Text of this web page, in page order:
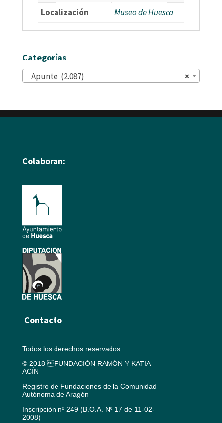
Localización
Museo de Huesca
Categorías
×
Apunte (2.087)
Colaboran:
Contacto
Todos los derechos reservados
© 2018 FUNDACIÓN RAMÓN Y KATIA
ACÍN
Registro de Fundaciones de la Comunidad
Autónoma de Aragón
Inscripción nº 249 (B.O.A. Nº 17 de 11-02-
2008)